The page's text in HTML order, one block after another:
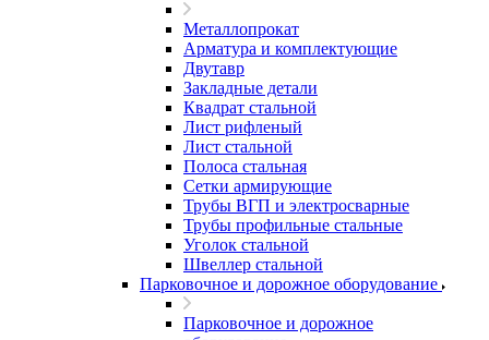
Металлопрокат
Арматура и комплектующие
Двутавр
Закладные детали
Квадрат стальной
Лист рифленый
Лист стальной
Полоса стальная
Сетки армирующие
Трубы ВГП и электросварные
Трубы профильные стальные
Уголок стальной
Швеллер стальной
Парковочное и дорожное оборудование
Парковочное и дорожное